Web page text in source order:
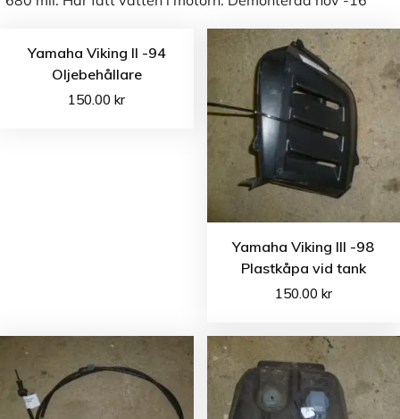
Yamaha Viking II -94
Oljebehållare
150.00kr
Yamaha Viking III -98
Plastkåpa vid tank
150.00 kr